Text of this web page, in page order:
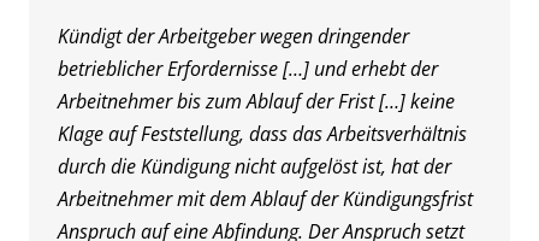
Kündigt der Arbeitgeber wegen dringender
betrieblicher Erfordernisse […] und erhebt der
Arbeitnehmer bis zum Ablauf der Frist […] keine
Klage auf Feststellung, dass das Arbeitsverhältnis
durch die Kündigung nicht aufgelöst ist, hat der
Arbeitnehmer mit dem Ablauf der Kündigungsfrist
Anspruch auf eine Abfindung. Der Anspruch setzt